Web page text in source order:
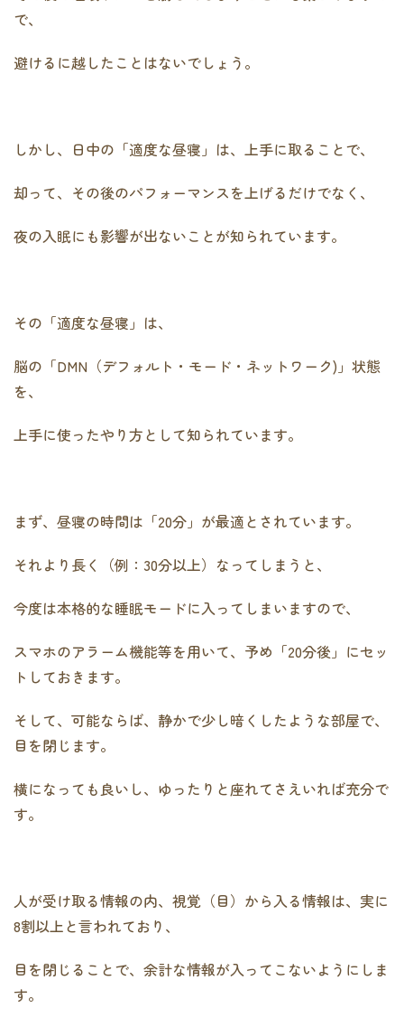
で、
避けるに越したことはないでしょう。
しかし、日中の「適度な昼寝」は、上手に取ることで、
却って、その後のパフォーマンスを上げるだけでなく、
夜の入眠にも影響が出ないことが知られています。
その「適度な昼寝」は、
脳の「DMN（デフォルト・モード・ネットワーク)」状態
を、
上手に使ったやり方として知られています。
まず、昼寝の時間は「20分」が最適とされています。
それより長く（例：30分以上）なってしまうと、
今度は本格的な睡眠モードに入ってしまいますので、
スマホのアラーム機能等を用いて、予め「20分後」にセッ
トしておきます。
そして、可能ならば、静かで少し暗くしたような部屋で、
目を閉じます。
横になっても良いし、ゆったりと座れてさえいれば充分で
す。
人が受け取る情報の内、視覚（目）から入る情報は、実に
8割以上と言われており、
目を閉じることで、余計な情報が入ってこないようにしま
す。